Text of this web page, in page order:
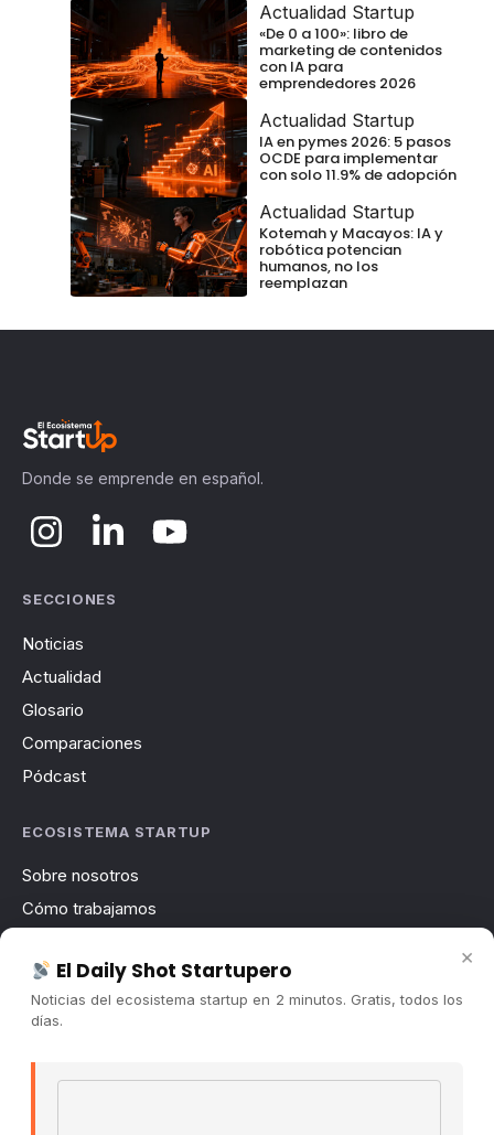
Actualidad Startup
«De 0 a 100»: libro de
marketing de contenidos
con IA para
emprendedores 2026
Actualidad Startup
IA en pymes 2026: 5 pasos
OCDE para implementar
con solo 11.9% de adopción
Actualidad Startup
Kotemah y Macayos: IA y
robótica potencian
humanos, no los
reemplazan
Donde se emprende en español.
SECCIONES
Noticias
Actualidad
Glosario
Comparaciones
Pódcast
ECOSISTEMA STARTUP
Sobre nosotros
Cómo trabajamos
Contacto
Publicidad
×
El Daily Shot Startupero
Noticias del ecosistema startup en 2 minutos. Gratis, todos los
días.